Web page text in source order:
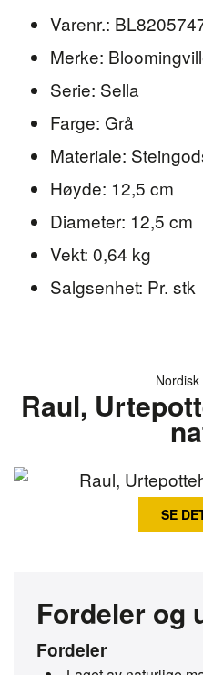
Varenr.:
Merke:
Serie: Sella
Farge: Grå
Materiale:
Høyde: 12,5 cm
Diameter: 12,5 cm
Vekt: 0,64 kg
Salgsenhet: Pr. stk
Raul,
Fordeler og
Fordeler
SE